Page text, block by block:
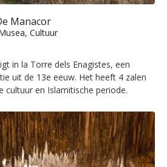
Manacor
Cultuur
in la Torre dels Enagistes, een
uit de 13e eeuw. Het heeft 4 zalen
cultuur en Islamitische periode.